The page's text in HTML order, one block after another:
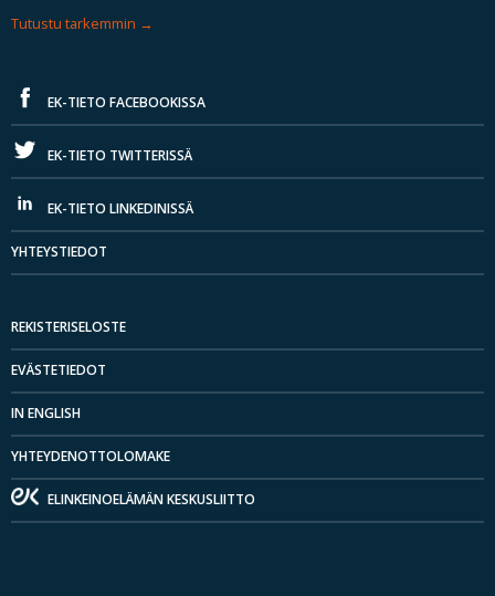
Tutustu tarkemmin
EK-TIETO FACEBOOKISSA
EK-TIETO TWITTERISSÄ
EK-TIETO LINKEDINISSÄ
YHTEYSTIEDOT
REKISTERISELOSTE
EVÄSTETIEDOT
IN ENGLISH
YHTEYDENOTTOLOMAKE
ELINKEINOELÄMÄN KESKUSLIITTO